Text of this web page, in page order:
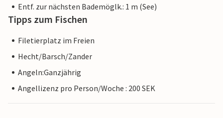
Entf. zur nächsten Bademöglk.: 1 m (See)
Tipps zum Fischen
Filetierplatz im Freien
Hecht/Barsch/Zander
Angeln:Ganzjährig
Angellizenz pro Person/Woche : 200 SEK